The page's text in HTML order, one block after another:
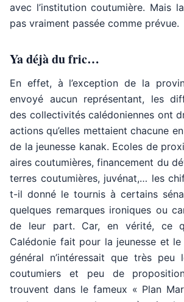
avec l’institution coutumière. Mais
pas vraiment passée comme prévue.
Ya déjà du fric…
En effet, à l’exception de la
envoyé aucun représentant, les
des collectivités calédoniennes ont
actions qu’elles mettaient chacune
de la jeunesse kanak. Ecoles de
aires coutumières, financement du
terres coutumières, juvénat,… les
t-il donné le tournis à certains
quelques remarques ironiques ou
de leur part. Car, en vérité, ce
Calédonie fait pour la jeunesse et
général n’intéressait que très peu
coutumiers et peu de
trouvent dans le fameux « Plan